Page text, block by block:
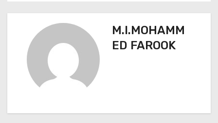
t
g
M.I.MOHAMM
ED FAROOK